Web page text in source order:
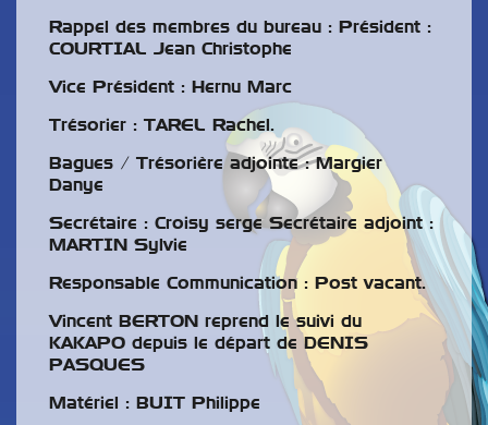
Rappel des membres du bureau : Président :
COURTIAL Jean Christophe
Vice Président : Hernu Marc
Trésorier : TAREL Rachel.
Bagues / Trésorière adjointe : Margier
Danye
Secrétaire : Croisy serge Secrétaire adjoint :
MARTIN Sylvie
Responsable Communication : Post vacant.
Vincent BERTON reprend le suivi du
KAKAPO depuis le départ de DENIS
PASQUES
Matériel : BUIT Philippe